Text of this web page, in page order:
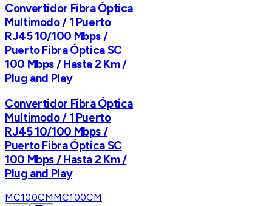
Convertidor Fibra Óptica
Multimodo / 1 Puerto
RJ45 10/100 Mbps /
Puerto Fibra Óptica SC
100 Mbps / Hasta 2 Km /
Plug and Play
Convertidor Fibra Óptica
Multimodo / 1 Puerto
RJ45 10/100 Mbps /
Puerto Fibra Óptica SC
100 Mbps / Hasta 2 Km /
Plug and Play
MC100CMMC100CM